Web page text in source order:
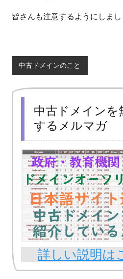
皆さんも注意するようにしまし
中古ドメインのこと
中古ドメインを
するメルマガ
詳しい説明は